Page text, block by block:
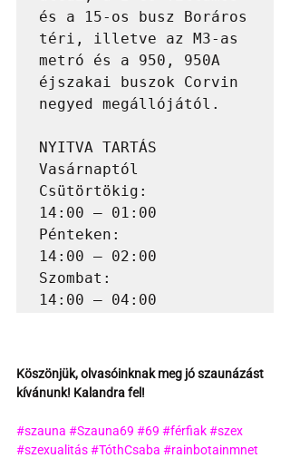
és a 15-os busz Boráros
téri, illetve az M3-as
metró és a 950, 950A
éjszakai buszok Corvin
negyed megállójától.
NYITVA TARTÁS
Vasárnaptól
Csütörtökig:
14:00 – 01:00
Pénteken:
14:00 – 02:00
Szombat:
14:00 – 04:00
Köszönjük, olvasóinknak meg jó szaunázást
kívánunk! Kalandra fel!
#szauna #Szauna69 #69 #férfiak#szex
#szexualitás#TóthCsaba #rainbotainmnet